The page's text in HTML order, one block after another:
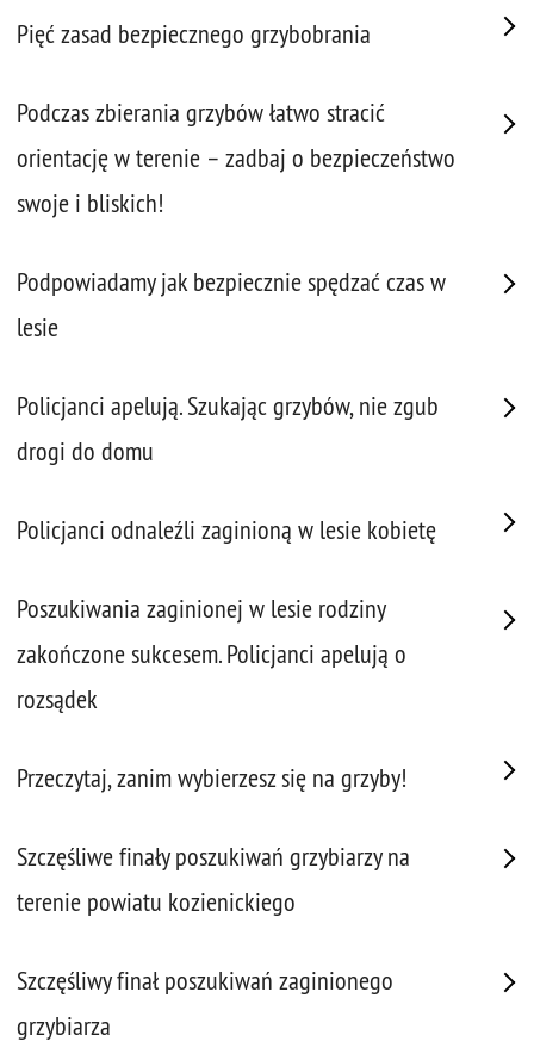
Pięć zasad bezpiecznego grzybobrania
Podczas zbierania grzybów łatwo stracić
orientację w terenie – zadbaj o bezpieczeństwo
swoje i bliskich!
Podpowiadamy jak bezpiecznie spędzać czas w
lesie
Policjanci apelują. Szukając grzybów, nie zgub
drogi do domu
Policjanci odnaleźli zaginioną w lesie kobietę
Poszukiwania zaginionej w lesie rodziny
zakończone sukcesem. Policjanci apelują o
rozsądek
Przeczytaj, zanim wybierzesz się na grzyby!
Szczęśliwe finały poszukiwań grzybiarzy na
terenie powiatu kozienickiego
Szczęśliwy finał poszukiwań zaginionego
grzybiarza